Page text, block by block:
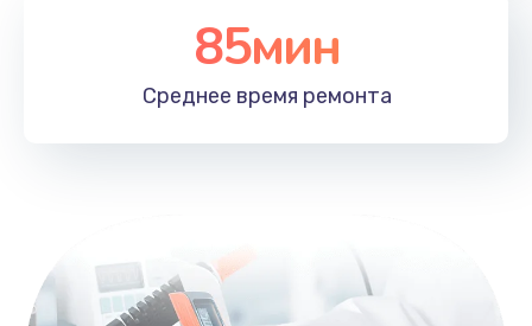
85мин
Среднее время ремонта